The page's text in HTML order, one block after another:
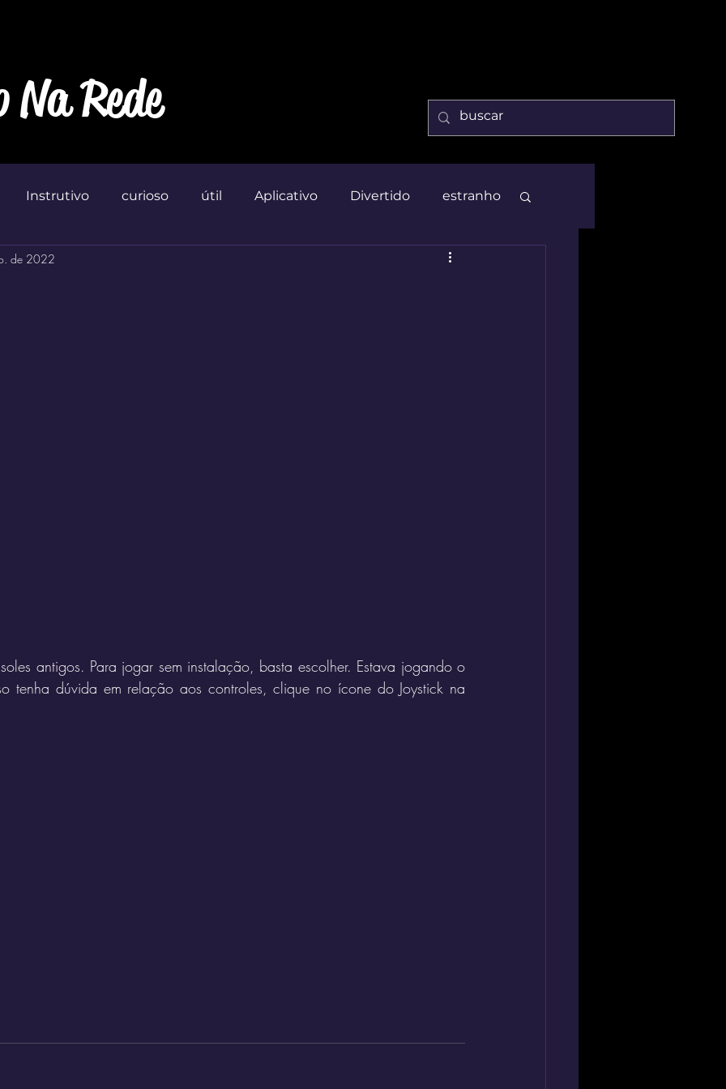
Rede
Instrutivo curioso útil Aplicativo Divertido estranho
Marketin'
de 2022
antigos. Para jogar sem instalação, basta escolher. Estava jogando o
tenha dúvida em relação aos controles, clique no ícone do Joystick na